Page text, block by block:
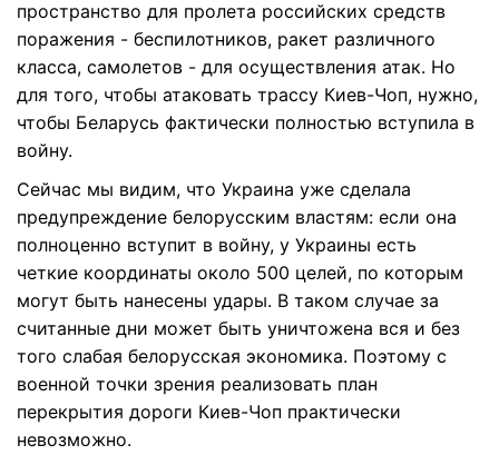
пространство для пролета российских средств
поражения - беспилотников, ракет различного
класса, самолетов - для осуществления атак. Но
для того, чтобы атаковать трассу Киев-Чоп, нужно,
чтобы Беларусь фактически полностью вступила в
войну.
Сейчас мы видим, что Украина уже сделала
предупреждение белорусским властям: если она
полноценно вступит в войну, у Украины есть
четкие координаты около 500 целей, по которым
могут быть нанесены удары. В таком случае за
считанные дни может быть уничтожена вся и без
того слабая белорусская экономика. Поэтому с
военной точки зрения реализовать план
перекрытия дороги Киев-Чоп практически
невозможно.